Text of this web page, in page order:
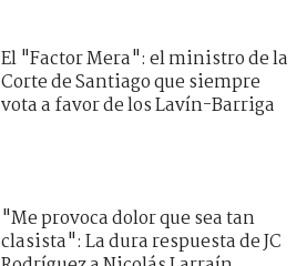
El "Factor Mera": el ministro de la
Corte de Santiago que siempre
vota a favor de los Lavín-Barriga
"Me provoca dolor que sea tan
clasista": La dura respuesta de JC